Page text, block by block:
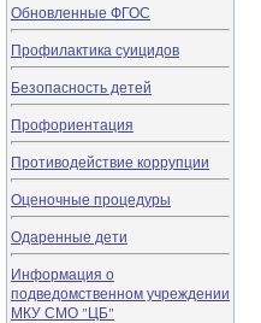
Обновленные ФГОС
Профилактика суицидов
Безопасность детей
Профориентация
Противодействие коррупции
Оценочные процедуры
Одаренные дети
Информация о
подведомственном учреждении
МКУ СМО "ЦБ"